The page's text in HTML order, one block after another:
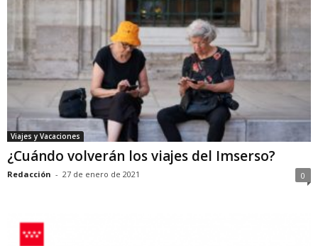
Viajes y Vacaciones
¿Cuándo volverán los viajes del Imserso?
Redacción - 27 de enero de 2021 0